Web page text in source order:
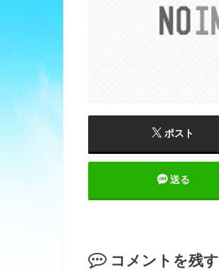
ポスト
送る
コメントを残す